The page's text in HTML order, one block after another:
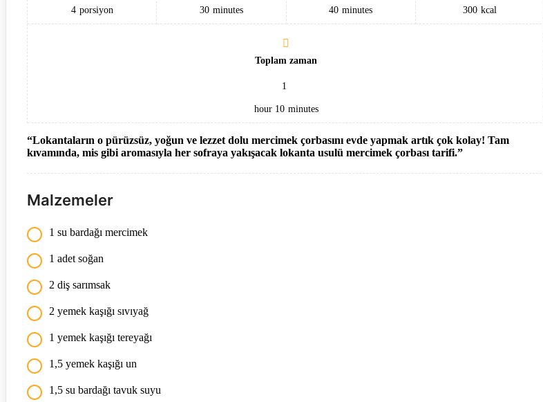
4 porsiyon 30 minutes 40 minutes 300 kcal
Toplam zaman
1
hour 10 minutes
“Lokantaların o pürüzsüz, yoğun ve lezzet dolu mercimek çorbasını evde yapmak artık çok kolay! Tam
kıvamında, mis gibi aromasıyla her sofraya yakışacak lokanta usulü mercimek çorbası tarifi.”
Malzemeler
1 su bardağı mercimek
1 adet soğan
2 diş sarımsak
2 yemek kaşığı sıvıyağ
1 yemek kaşığı tereyağı
1,5 yemek kaşığı un
1,5 su bardağı tavuk suyu